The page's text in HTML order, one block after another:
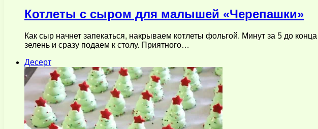
Котлеты с сыром для малышей «Черепашки»
Как сыр начнет запекаться, накрываем котлеты фольгой. Минут за 5 до
зелень и сразу подаем к столу. Приятного…
Десерт